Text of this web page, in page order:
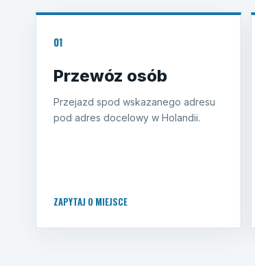
01
Przewóz osób
Przejazd spod wskazanego adresu
pod adres docelowy w Holandii.
ZAPYTAJ O MIEJSCE